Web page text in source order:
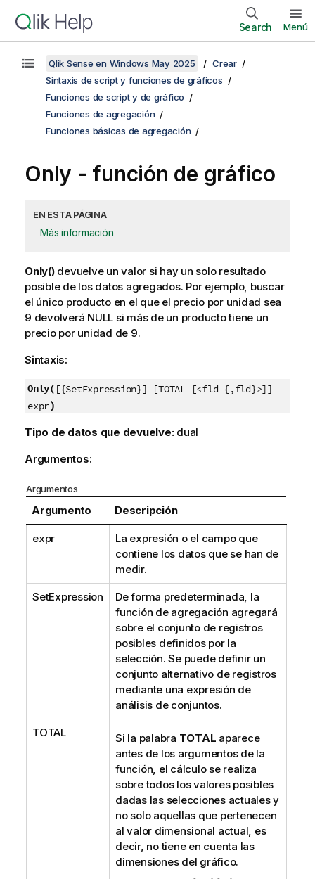
Search Menú
Qlik Sense en Windows May 2025
Crear
Sintaxis de script y funciones de gráficos
Funciones de script y de gráfico
Funciones de agregación
Funciones básicas de agregación
Only - función de gráfico
EN ESTA PÁGINA
Más información
Only() devuelve un valor si hay un solo resultado
posible de los datos agregados. Por ejemplo, buscar
el único producto en el que el precio por unidad sea
9 devolverá NULL si más de un producto tiene un
precio por unidad de 9.
Sintaxis:
Only( [{SetExpression}] [TOTAL [<fld {,fld}>]]
expr)
Tipo de datos que devuelve: dual
Argumentos:
Argumentos
Argumento Descripción
expr
La expresión o el campo que
contiene los datos que se han de
medir.
SetExpression
De forma predeterminada, la
función de agregación agregará
sobre el conjunto de registros
posibles definidos por la
selección. Se puede definir un
conjunto alternativo de registros
mediante una expresión de
análisis de conjuntos.
TOTAL Si la palabra TOTAL aparece
antes de los argumentos de la
función, el cálculo se realiza
sobre todos los valores posibles
dadas las selecciones actuales y
no solo aquellas que pertenecen
al valor dimensional actual, es
decir, no tiene en cuenta las
dimensiones del gráfico.